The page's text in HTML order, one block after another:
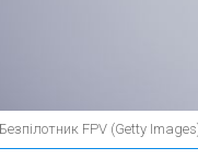
FPV (Getty